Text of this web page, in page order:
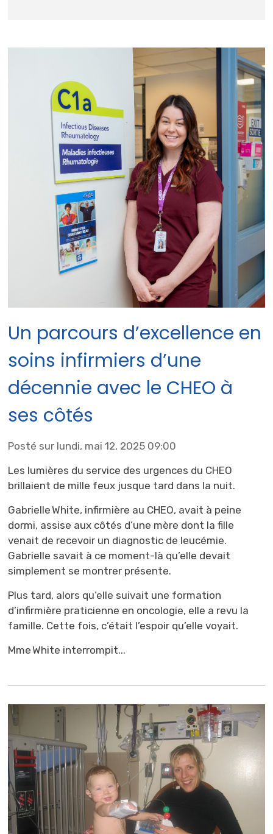
Un parcours d’excellence en
soins infirmiers d’une
décennie avec le CHEO à
ses côtés
Posté sur lundi, mai 12, 2025 09:00
Les lumières du service des urgences du CHEO
brillaient de mille feux jusque tard dans la nuit.
Gabrielle White, infirmière au CHEO, avait à peine
dormi, assise aux côtés d’une mère dont la fille
venait de recevoir un diagnostic de leucémie.
Gabrielle savait à ce moment-là qu’elle devait
simplement se montrer présente.
Plus tard, alors qu’elle suivait une formation
d’infirmière praticienne en oncologie, elle a revu la
famille. Cette fois, c’était l’espoir qu’elle voyait.
Mme White interrompit...